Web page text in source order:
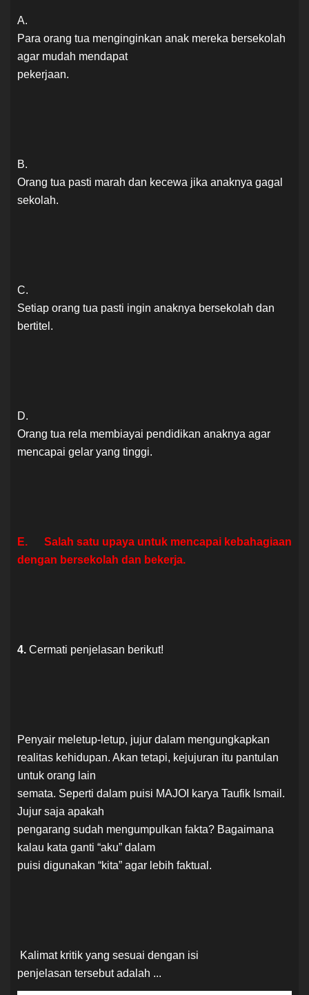
A.
Para orang tua menginginkan anak mereka bersekolah
agar mudah mendapat
pekerjaan.
B.
Orang tua pasti marah dan kecewa jika anaknya gagal
sekolah.
C.
Setiap orang tua pasti ingin anaknya bersekolah dan
bertitel.
D.
Orang tua rela membiayai pendidikan anaknya agar
mencapai gelar yang tinggi.
E. Salah satu upaya untuk mencapai kebahagiaan
dengan bersekolah dan bekerja.
4. Cermati penjelasan berikut!
Penyair meletup-letup, jujur dalam mengungkapkan
realitas kehidupan. Akan tetapi, kejujuran itu pantulan
untuk orang lain
semata. Seperti dalam puisi MAJOI karya Taufik Ismail.
Jujur saja apakah
pengarang sudah mengumpulkan fakta? Bagaimana
kalau kata ganti “aku” dalam
puisi digunakan “kita” agar lebih faktual.
Kalimat kritik yang sesuai dengan isi
penjelasan tersebut adalah ...